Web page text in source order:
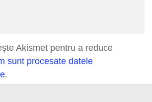
Akismet pentru a reduce
sunt procesate datele
.